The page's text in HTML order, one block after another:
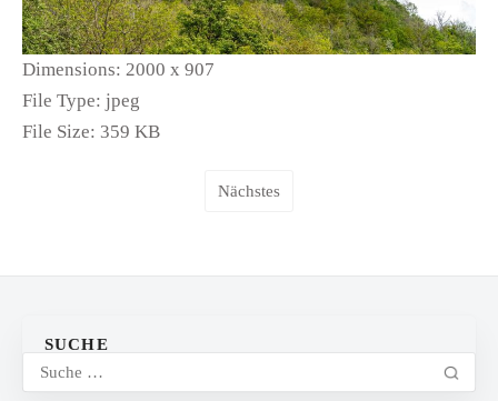
Dimensions: 2000 x 907
File Type: jpeg
File Size: 359 KB
Nächstes
SUCHE